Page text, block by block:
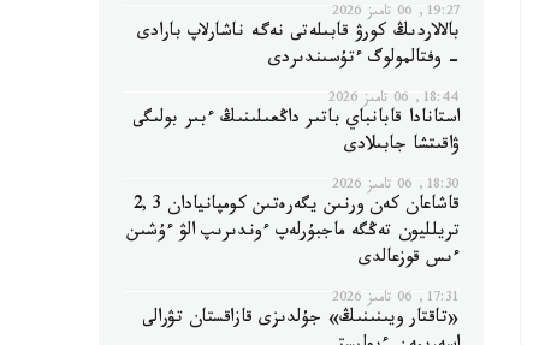
19:27, 06 تامىز 2026
بالالاردىڭ كورۋ قابىلەتى نەگە ناشارلاپ بارادى
- وفتالمولوگ ءتۇسىندىردى
18:44, 06 تامىز 2026
استانادا قابانباي باتىر داڭعىلىنىڭ ءبىر بولىگى
ۋاقىتشا جابىلادى
18:30, 06 تامىز 2026
قاشاعان كەن ورنىن يگەرەتىن كومپانيادان 2,3
تريلليون تەڭگە ماجبۇرلەپ ءوندىرىپ الۋ ءۇشىن
ءىس قوزعالدى
17:31, 06 تامىز 2026
«تاقتار ويىنىنىڭ» جۇلدىزى قازاقستان تۋرالى